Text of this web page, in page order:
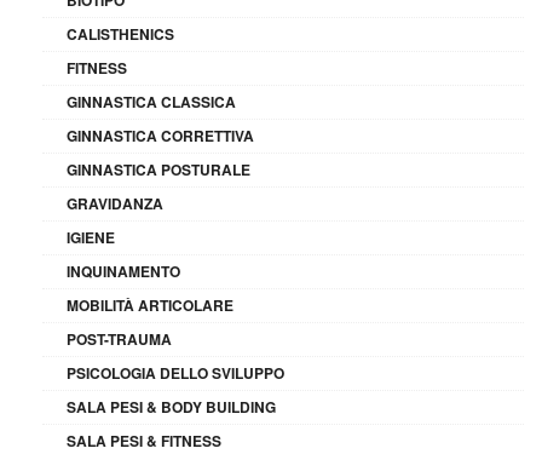
CALISTHENICS
FITNESS
GINNASTICA CLASSICA
GINNASTICA CORRETTIVA
GINNASTICA POSTURALE
GRAVIDANZA
IGIENE
INQUINAMENTO
MOBILITÀ ARTICOLARE
POST-TRAUMA
PSICOLOGIA DELLO SVILUPPO
SALA PESI & BODY BUILDING
SALA PESI & FITNESS